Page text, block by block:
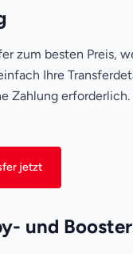
zum besten Preis,
Ihre
Zahlung
jetzt
und